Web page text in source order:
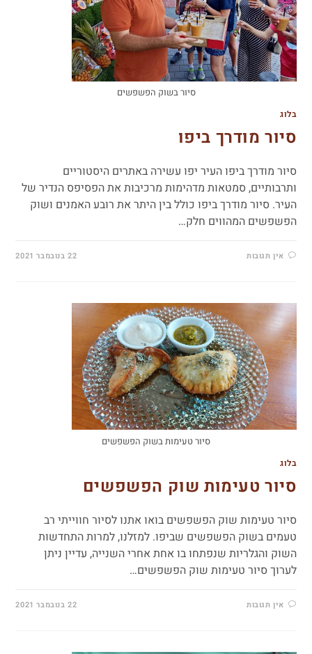
סיור בשוק הפשפשים
בלוג
סיור מודרך ביפו
סיור מודרך ביפו העיר יפו עשירה באתרים היסטוריים
ותרבותיים, סמטאות מדהימות מרכיבות את הפסיפס הנדיר של
העיר. סיור מודרך ביפו כולל בין היתר את רובע האמנים ושוק
הפשפשים המהווים חלק…
אין תגובות 22 בנובמבר 2021
סיור טעימות בשוק הפשפשים
בלוג
סיור טעימות שוק הפשפשים
סיור טעימות שוק הפשפשים בואו אתנו לסיור חווייתי רב
טעמים בשוק הפשפשים שביפו. למזלנו, למרות התחדשות
השוק והגלריות שנפתחו בו אחת אחרי השנייה, עדיין ניתן
לערוך סיור טעימות שוק הפשפשים…
אין תגובות 22 בנובמבר 2021